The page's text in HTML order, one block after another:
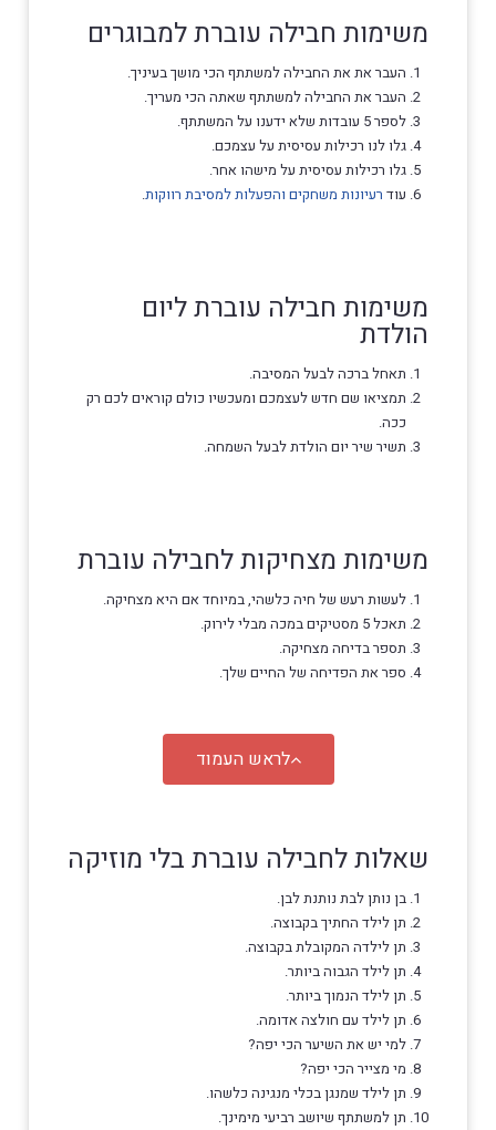
משימות חבילה עוברת למבוגרים
העבר את את החבילה למשתתף הכי מושך בעיניך.
העבר את החבילה למשתתף שאתה הכי מעריך.
לספר 5 עובדות שלא ידענו על המשתתף.
גלו לנו רכילות עסיסית על עצמכם.
גלו רכילות עסיסית על מישהו אחר.
עוד רעיונות משחקים והפעלות למסיבת רווקות.
משימות חבילה עוברת ליום
הולדת
תאחל ברכה לבעל המסיבה.
תמציאו שם חדש לעצמכם ומעכשיו כולם קוראים לכם רק
ככה.
תשיר שיר יום הולדת לבעל השמחה.
משימות מצחיקות לחבילה עוברת
לעשות רעש של חיה כלשהי, במיוחד אם היא מצחיקה.
תאכל 5 מסטיקים במכה מבלי לירוק.
תספר בדיחה מצחיקה.
ספר את הפדיחה של החיים שלך.
לראש העמוד
שאלות לחבילה עוברת בלי מוזיקה
בן נותן לבת נותנת לבן.
תן לילד החתיך בקבוצה.
תן לילדה המקובלת בקבוצה.
תן לילד הגבוה ביותר.
תן לילד הנמוך ביותר.
תן לילד עם חולצה אדומה.
למי יש את השיער הכי יפה?
מי מצייר הכי יפה?
תן לילד שמנגן בכלי מנגינה כלשהו.
תן למשתתף שיושב רביעי מימינך.